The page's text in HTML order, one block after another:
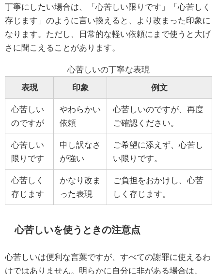
丁寧にしたい場合は、「心苦しい限りです」「心苦しく
存じます」のように言い換えると、より改まった印象に
なります。ただし、日常的な軽い依頼にまで使うと大げ
さに聞こえることがあります。
心苦しいの丁寧な表現
表現 印象 例文
心苦しい
のですが
やわらかい
依頼
心苦しいのですが、再度
ご確認ください。
心苦しい
限りです
申し訳なさ
が強い
ご希望に添えず、心苦し
い限りです。
心苦しく
存じます
かなり改ま
った表現
ご負担をおかけし、心苦
しく存じます。
心苦しいを使うときの注意点
心苦しいは便利な言葉ですが、すべての謝罪に使えるわ
けではありません。明らかに自分に非がある場合は、